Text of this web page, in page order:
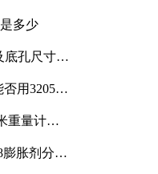
多少
底孔尺寸详
用3205或
重量计算
膨胀剂分别